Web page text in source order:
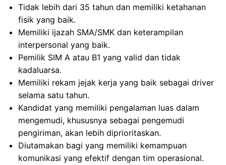
Tidak lebih dari 35 tahun dan memiliki ketahanan
fisik yang baik.
Memiliki ijazah SMA/SMK dan keterampilan
interpersonal yang baik.
Pemilik SIM A atau B1 yang valid dan tidak
kadaluarsa.
Memiliki rekam jejak kerja yang baik sebagai driver
selama satu tahun.
Kandidat yang memiliki pengalaman luas dalam
mengemudi, khususnya sebagai pengemudi
pengiriman, akan lebih diprioritaskan.
Diutamakan bagi yang memiliki kemampuan
komunikasi yang efektif dengan tim operasional.